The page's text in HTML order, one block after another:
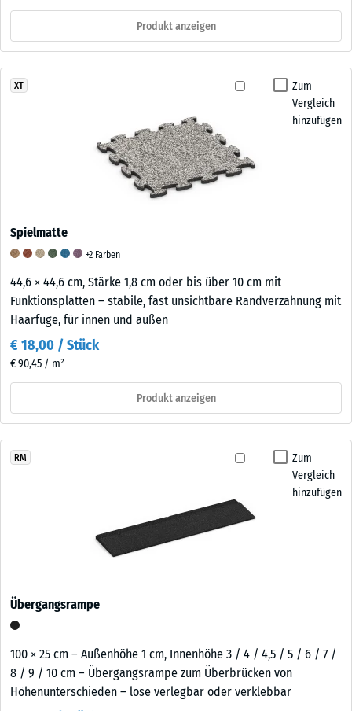
Produkt anzeigen
Zum
Vergleich
hinzufügen
XT
Spielmatte
+2 Farben
44,6 × 44,6 cm, Stärke 1,8 cm oder bis über 10 cm mit
Funktionsplatten – stabile, fast unsichtbare Randverzahnung mit
Haarfuge, für innen und außen
€ 18,00 / Stück
€ 90,45 / m²
Produkt anzeigen
Zum
Vergleich
hinzufügen
RM
Übergangsrampe
100 × 25 cm – Außenhöhe 1 cm, Innenhöhe 3 / 4 / 4,5 / 5 / 6 / 7 /
8 / 9 / 10 cm – Übergangsrampe zum Überbrücken von
Höhenunterschieden – lose verlegbar oder verklebbar